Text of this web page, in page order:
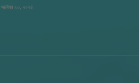
অক্টোবর ২৩, ২০২৪